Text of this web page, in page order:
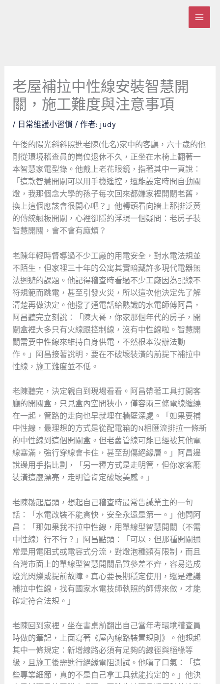
老屋補拉中性線安裝智慧開
關，施工難度與注意事項
/ 日常維護小習慣/ 作者: judy
午後的陽光斜斜照進老陳(化名)家中的客廳，六十歲的他
剛從環境稽查員的崗位退休不久，正坐在木椅上翻著一
本智慧家電型錄。他戴上老花眼鏡，指著其中一頁說：
「這款智慧開關可以用手機遙控，還能設定時間自動關
燈，我那個念大學的孫子每次回來都嫌家裡開關老舊，
換上這個應該會很開心吧？」他轉頭看向牆上那排泛黃
的傳統翹板開關，心裡卻隱約浮現一個疑問：老房子裝
智慧開關，會不會有麻煩？
老陳年輕時督導過不少工廠的用電安全，對水電法規並
不陌生，但家裡三十年的公寓其實暗藏許多現代電器無
法迴避的課題。他記得稽查時看過不少工廠因為配線不
符規範而跳電，甚至引發火災，所以這次他決定先了解
清楚再做決定。他撥了通電話給熟識的水電師傅阿昌，
阿昌聽完立刻說：「陳大哥，你家那個年代的房子，開
關盒裡大多只有火線跟控制線，沒有中性線啦。智慧開
關需要中性線來維持自身供電，不然根本沒辦法動
作。」阿昌接著說明，要在不破壞裝潢的前提下補拉中
性線，施工難度並不低。
老陳聽完，決定親自到現場看看。阿昌帶著工具打開客
廳的開關盒，只見盒內空間狹小，僅容兩三條電線纏繞
在一起，管路的走向也早就埋在牆壁深處。「如果要補
中性線，最理想的方式是從配電箱的N相匯流排拉一條新
的中性線到這個開關盒。但老舊管線可能已經被其他電
線塞滿，強行穿線會卡住，甚至刮傷絕緣層。」阿昌邊
說邊用手指比劃，「另一種方式是走明管，但你家客廳
裝潢這麼漂亮，走明管肯定破壞美感。」
老陳皺起眉頭，想起自己稽查時最常告誡業主的一句
話：「水電改裝不能貪快，安全永遠是第一。」他問阿
昌：「那如果我不拉中性線，用單線型智慧開關（不需
中性線）行不行？」阿昌點頭：「可以，但那種開關通
常是用電阻式或電容式分流，對燈泡種類有限制，而且
台灣市面上的單線型智慧開關品質參差不齊，容易造成
燈光閃爍或提前故障。真心要長期穩定使用，還是建議
補拉中性線，找有國家水電技師執照的師傅來做，才能
確定符合法規。」
老陳回到家裡，坐在書桌前翻出自己當年考環境稽查員
時做的筆記，上面寫著《屋內線路裝置規則》。他想起
其中一條規定：新增線路必須有足夠的線徑與絕緣等
級，且施工後需進行絕緣電阻測試。他嘆了口氣：「這
些專業細節，真的不是自己拿工具就能搞定的。」他決